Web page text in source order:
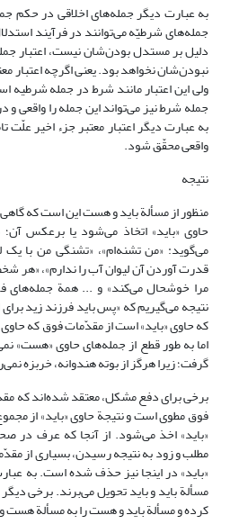
به عبارت دیگر جمله‌های اخلاقی در حکم
جمله‌های شرطیّه می‌توانند در فرآیند
دلیل بر مستدل بودن‌شان نیست، اعتبار
نبودن‌شان نخواهد بود. یعنی اگرچه
ولی این اعتبار مانند شرط در جمله شرطیه
جمله شرط نیز می‌تواند این جمله را واقعی
به عبارت دیگر اعتبار معتبر جزء اخیر
واقعی محقّق شود.
نتیجه‌
منظور از مسألة باید و هست این است که
حاوی «باید» اتخاذ می‌شود یا برعکس
می‌گوید: «من تشنه‌ام»، «تشنگی من با
قدرت آوردن آن لیوان آب را ندارم»، «هر
مرا خوشحال می‌کند» و ... همة جمله‌های
نتیجه می‌گیریم که «پس باید فرزند زید
که حاوی «باید» است از مقدّمات فوق که
اما به طور قطع از جمله‌های حاوی «هست»
گرفت؛ زیرا هرگز از بوته هندوانه، خربزه
برخی برای دفع مشکل، معتقد شده‌اند که
فوق مطوی است و نتیجة حاوی «باید» از
«باید» اخذ می‌شود. از آنجا که عرف در
مطلب و زود به نتیجه رسیدن، بسیاری از
«باید» در اینجا نیز حذف شده است. به
مسألة باید و باید تحویل می‌برند. برخی
کرده و مسألة باید و هست را به مسألة